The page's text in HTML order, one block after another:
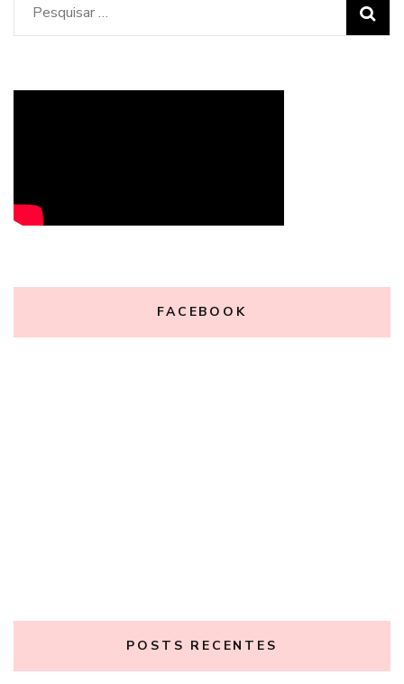
Pesquisar
por:
FACEBOOK
POSTS RECENTES